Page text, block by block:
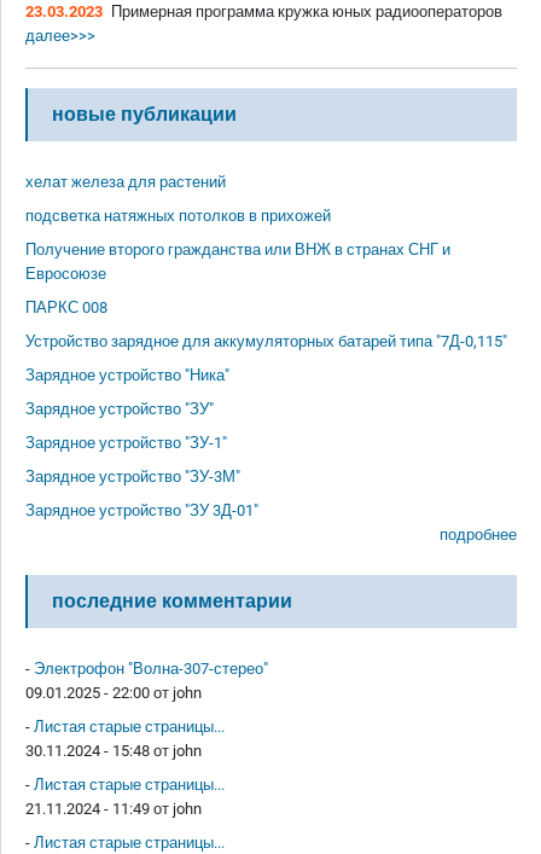
23.03.2023 Примерная программа кружка юных радиооператоров
далее>>>
новые публикации
хелат железа для растений
подсветка натяжных потолков в прихожей
Получение второго гражданства или ВНЖ в странах СНГ и
Евросоюзе
ПАРКС 008
Устройство зарядное для аккумуляторных батарей типа "7Д-0,115"
Зарядное устройство "Ника"
Зарядное устройство "ЗУ"
Зарядное устройство "ЗУ-1"
Зарядное устройство "ЗУ-3М"
Зарядное устройство "ЗУ 3Д-01"
подробнее
последние комментарии
- Электрофон "Волна-307-стерео"
09.01.2025 - 22:00 от john
- Листая старые страницы...
30.11.2024 - 15:48 от john
- Листая старые страницы...
21.11.2024 - 11:49 от john
- Листая старые страницы...